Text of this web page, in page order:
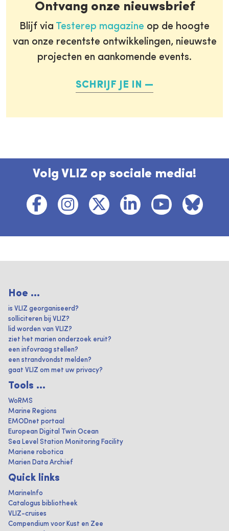
Ontvang onze nieuwsbrief
Blijf via Testerep magazine op de hoogte
van onze recentste ontwikkelingen, nieuwste
projecten en aankomende events.
SCHRIJF JE IN
Volg VLIZ op sociale media!
Hoe ...
is VLIZ georganiseerd?
solliciteren bij VLIZ?
lid worden van VLIZ?
ziet het marien onderzoek eruit?
een infovraag stellen?
een strandvondst melden?
gaat VLIZ om met uw privacy?
Tools ...
WoRMS
Marine Regions
EMODnet portaal
European Digital Twin Ocean
Sea Level Station Monitoring Facility
Mariene robotica
Marien Data Archief
Quick links
MarineInfo
Catalogus bibliotheek
VLIZ-cruises
Compendium voor Kust en Zee